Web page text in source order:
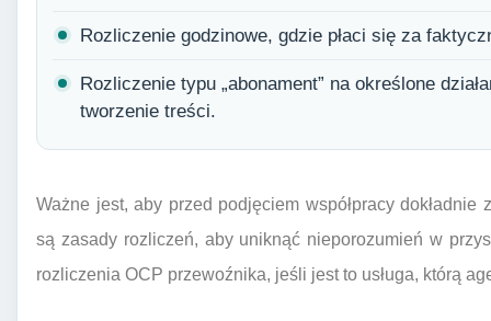
Rozliczenie godzinowe, gdzie płaci się za
Rozliczenie typu „abonament” na określone
tworzenie treści.
Ważne jest, aby przed podjęciem współpracy
są zasady rozliczeń, aby uniknąć nieporozumień w
rozliczenia OCP przewoźnika, jeśli jest to usługa, którą